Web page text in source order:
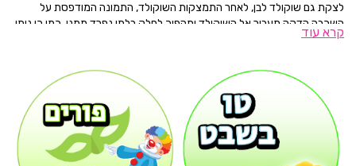
לצקת גם שוקולד לבן, לאחר התמצקות השוקולד, התמונה המודפסת על
השכבה הדקה תעבור אל השוקולד ותהפוך לחלק בלתי נפרד ממנו. כמו כן ניתן
מיוחדים . יתרונות: הדפסה באיכות תמונה, לא משפיע על הטעם המקורי של
המוצר, ללא שמנים, ללא רכיבים מן החי
קרא עוד